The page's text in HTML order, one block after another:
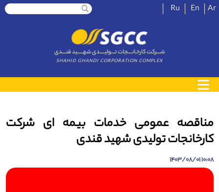
Ar
En
Ru
شــــرکت کارخـانــــجات تــــولیـــــدی شهــــــید قنــــدی
SHAHID GHANDI CORPORATION COMPLEX
مناقصه عمومی خدمات بیمه ای شرکت
کارخانجات تولیدی شهید قندی
10:08 1403/08/01